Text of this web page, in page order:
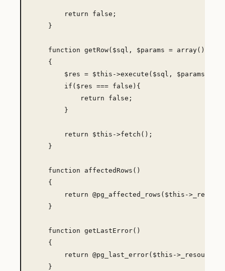
        return false;
    }
    function getRow($sql, $params = array())
    {
        $res = $this->execute($sql, $params);
        if($res === false){
            return false;
        }
        return $this->fetch();
    }
    function affectedRows()
    {
return @pg_affected_rows($this-
    }
    function getLastError()
    {
        return @pg_last_error($this->_resource);
    }